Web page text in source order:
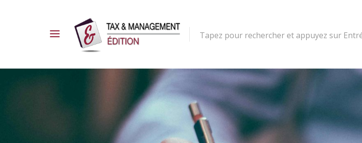
Tapez pour rechercher et appuyez sur